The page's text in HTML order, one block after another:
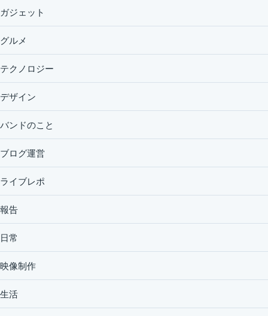
ガジェット
グルメ
テクノロジー
デザイン
バンドのこと
ブログ運営
ライブレポ
報告
日常
映像制作
生活